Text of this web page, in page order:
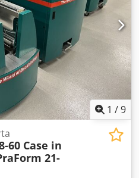
mm Veltņu spiediena
Elektropiedziņa
Aeziwnboi Eek
ražošana, introligatorijas
uzņēmumi, albumu,
1 /9
60 Case in
21-